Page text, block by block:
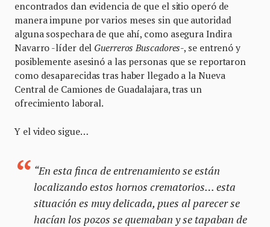
encontrados dan evidencia de que el sitio operó de
manera impune por varios meses sin que autoridad
alguna sospechara de que ahí, como asegura Indira
Navarro -líder del Guerreros Buscadores-, se entrenó y
posiblemente asesinó a las personas que se reportaron
como desaparecidas tras haber llegado a la Nueva
Central de Camiones de Guadalajara, tras un
ofrecimiento laboral.
Y el video sigue…
“En esta finca de entrenamiento se están
localizando estos hornos crematorios… esta
situación es muy delicada, pues al parecer se
hacían los pozos se quemaban y se tapaban de